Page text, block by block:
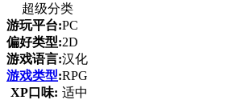
超级分类
游玩平台:PC
偏好类型:2D
游戏语言:汉化
游戏类型:RPG
XP口味: 适中